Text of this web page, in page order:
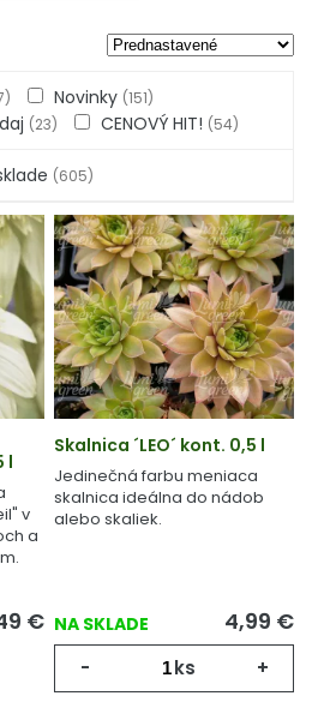
Novinky (151)
(23) CENOVÝ HIT! (54)
(605)
l
v
a
€
Skalnica ´LEO´ kont. 0,5 l
Jedinečná farbu meniaca
skalnica ideálna do nádob
alebo skaliek.
NA SKLADE 4,99 €
- ks +